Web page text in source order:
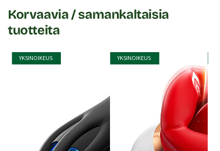
Korvaavia / samankaltaisia
tuotteita
YKSINOIKEUS YKSINOIKEUS